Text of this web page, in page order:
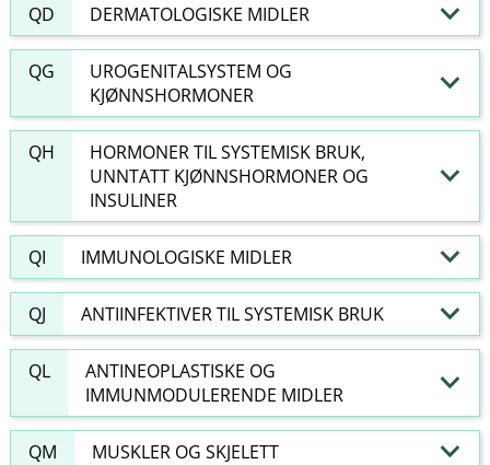
QD DERMATOLOGISKE MIDLER
QG
UROGENITALSYSTEM OG
KJØNNSHORMONER
QH
HORMONER TIL SYSTEMISK BRUK,
UNNTATT KJØNNSHORMONER OG
INSULINER
QI IMMUNOLOGISKE MIDLER
QJ ANTIINFEKTIVER TIL SYSTEMISK BRUK
QL
ANTINEOPLASTISKE OG
IMMUNMODULERENDE MIDLER
QM MUSKLER OG SKJELETT